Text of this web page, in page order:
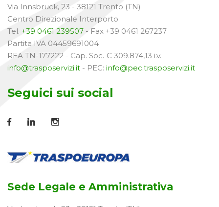
Via Innsbruck, 23 - 38121 Trento (TN)
Centro Direzionale Interporto
Tel. +39 0461 239507 - Fax +39 0461 267237
Partita IVA 04459691004
REA TN-177222 - Cap. Soc. € 309.874,13 i.v.
info@trasposervizi.it - PEC: info@pec.trasposervizi.it
Seguici sui social
Sede Legale e Amministrativa